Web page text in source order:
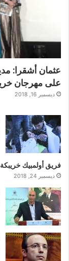
عثمان أشقرا:
على مهرجان
ديسمبر 16, 2018
فريق أولمبيك خريبكة ٠٠٠الإدمان على الهزيمة
ديسمبر 24, 2018